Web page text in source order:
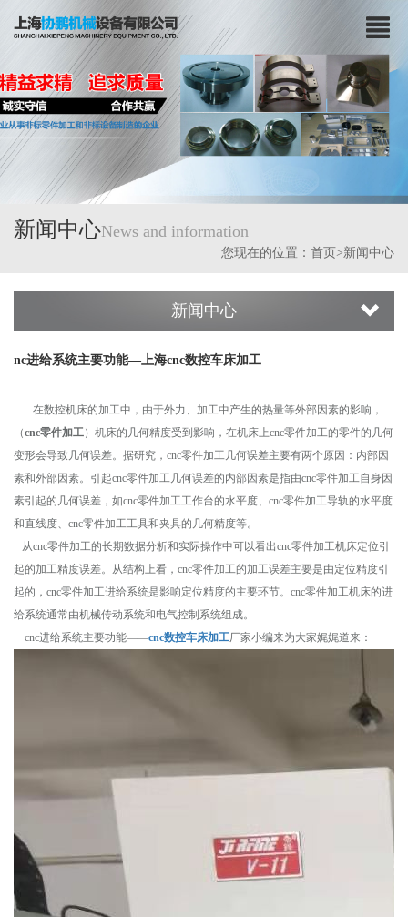
新闻中心News and information
您现在的位置： 首页 >新闻中心
新闻中心
nc​进给系统主要功能—上海cnc数控车床加工
在数控机床的加工中，由于外力、加工中产生的热量等外部因素的影响，
（cnc零件加工）机床的几何精度受到影响，在机床上cnc零件加工的零件的几何
变形会导致几何误差。据研究，cnc零件加工几何误差主要有两个原因：内部因
素和外部因素。引起cnc零件加工几何误差的内部因素是指由cnc零件加工自身因
素引起的几何误差，如cnc零件加工工作台的水平度、cnc零件加工导轨的水平度
和直线度、cnc零件加工工具和夹具的几何精度等。
从cnc零件加工的长期数据分析和实际操作中可以看出cnc零件加工机床定位引
起的加工精度误差。从结构上看，cnc零件加工的加工误差主要是由定位精度引
起的，cnc零件加工进给系统是影响定位精度的主要环节。cnc零件加工机床的进
给系统通常由机械传动系统和电气控制系统组成。
cnc进给系统主要功能——cnc数控车床加工厂家小编来为大家娓娓道来 ：